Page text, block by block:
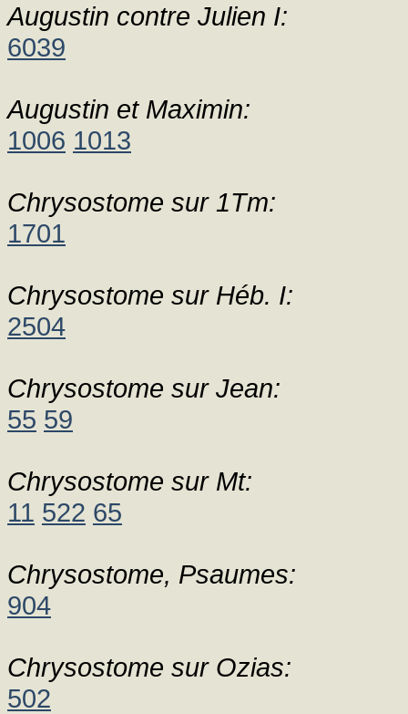
Augustin contre Julien I:
6039
Augustin et Maximin:
1006 1013
Chrysostome sur 1Tm:
1701
Chrysostome sur Héb. I:
2504
Chrysostome sur Jean:
55 59
Chrysostome sur Mt:
11 522 65
Chrysostome, Psaumes:
904
Chrysostome sur Ozias:
502